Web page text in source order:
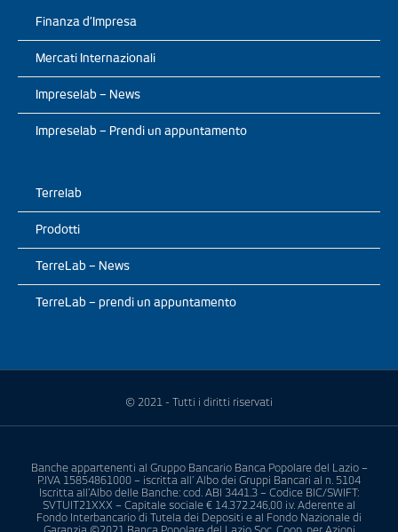
Finanza d’Impresa
Mercati Internazionali
Impreselab – News
Impreselab – Prendi un appuntamento
Terrelab
Prodotti
TerreLab – News
TerreLab – prendi un appuntamento
© 2021 - Tutti i diritti riservati
Banche appartenenti al Gruppo Bancario Banca Popolare del Lazio –
P.IVA 15854861000 – iscritta all’ Albo dei Gruppi Bancari al n. 5104
Iscritta all’Albo delle Banche: cod. ABI 3441.3 – Codice BIC/SWIFT:
SVTUIT21XXX – Capitale sociale € 14.372.246,00 i.v. Aderente al
Fondo Interbancario di Tutela dei Depositi e al Fondo Nazionale di